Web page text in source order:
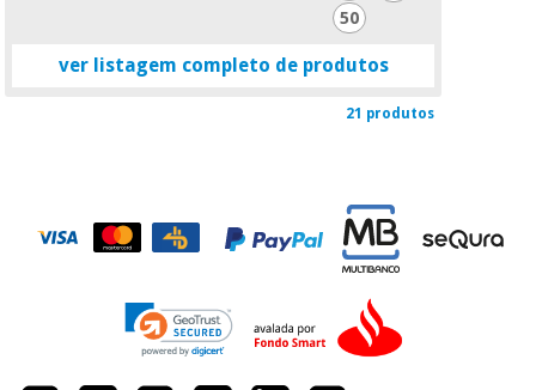
50
ver listagem completo de produtos
21 produtos